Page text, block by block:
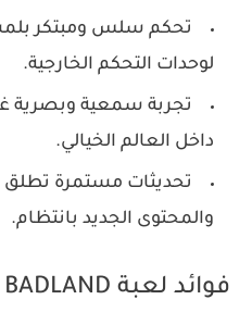
تحكم سلس ومبتكر
لوحدات التحكم الخارجية.
تجربة سمعية وبصرية
داخل العالم الخيالي.
تحديثات مستمرة تطلق
والمحتوى الجديد بانتظام.
فوائد لعبة BADLAND